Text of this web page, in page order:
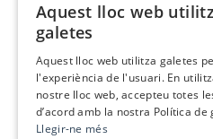
Política de cookies
Condicions d’ús
Comunicacions
Anuncia’t
Vull rebre la
Aquest lloc web
galetes
Aquest lloc web utilitza galetes
l'experiència de l'usuari. En
nostre lloc web, accepteu totes
d’acord amb la nostra Política de
Llegir-ne més